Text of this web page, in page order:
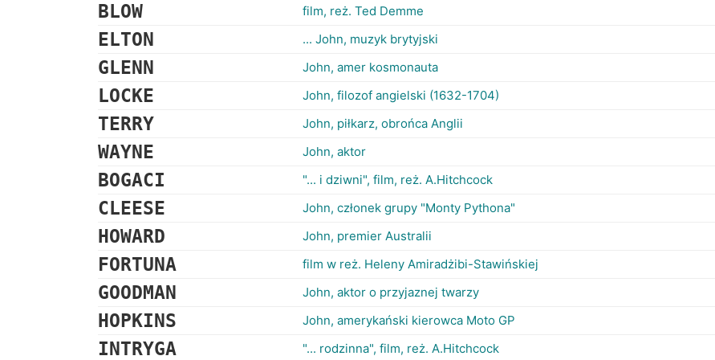
BLOW film, reż. Ted Demme
ELTON ... John, muzyk brytyjski
GLENN John, amer kosmonauta
LOCKE John, filozof angielski (1632-1704)
TERRY John, piłkarz, obrońca Anglii
WAYNE John, aktor
BOGACI "... i dziwni", film, reż. A.Hitchcock
CLEESE John, członek grupy "Monty Pythona"
HOWARD John, premier Australii
FORTUNA film w reż. Heleny Amiradżibi-Stawińskiej
GOODMAN John, aktor o przyjaznej twarzy
HOPKINS John, amerykański kierowca Moto GP
INTRYGA "... rodzinna", film, reż. A.Hitchcock